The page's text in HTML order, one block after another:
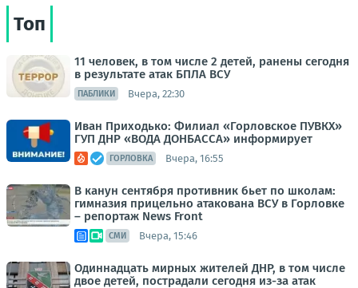
Топ
11 человек, в том числе 2 детей, ранены сегодня
в результате атак БПЛА ВСУ
ПАБЛИКИ Вчера, 22:30
Иван Приходько: Филиал «Горловское ПУВКХ»
ГУП ДНР «ВОДА ДОНБАССА» информирует
ГОРЛОВКА Вчера, 16:55
В канун сентября противник бьет по школам:
гимназия прицельно атакована ВСУ в Горловке
– репортаж News Front
СМИ Вчера, 15:46
Одиннадцать мирных жителей ДНР, в том числе
двое детей, пострадали сегодня из-за атак